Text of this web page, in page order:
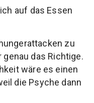
auf das Essen
zu
das Richtige.
wäre es einen
die Psyche dann